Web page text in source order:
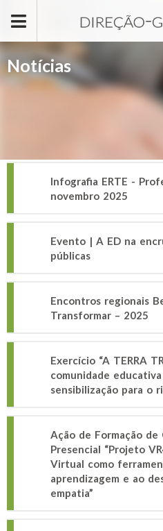
Notícias
Infografia ERTE -
novembro 2025
Evento | A ED na
públicas
Encontros regionais
Transformar – 2025
Exercício “A TERRA
comunidade
sensibilização para o
Ação de Formação
Presencial “Projeto
Virtual como
aprendizagem e ao
empatia”